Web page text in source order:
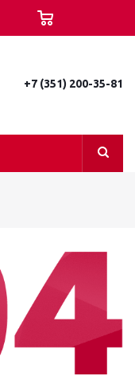
+7 (351) 200-35-81